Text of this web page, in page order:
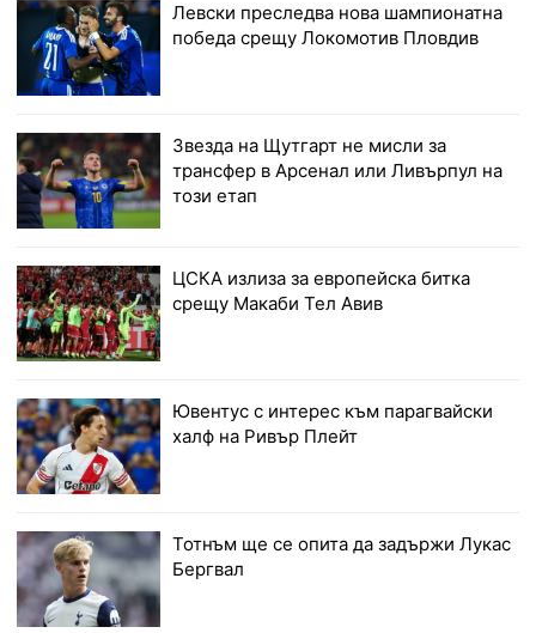
Левски преследва нова шампионатна
победа срещу Локомотив Пловдив
Звезда на Щутгарт не мисли за
трансфер в Арсенал или Ливърпул на
този етап
ЦСКА излиза за европейска битка
срещу Макаби Тел Авив
Ювентус с интерес към парагвайски
халф на Ривър Плейт
Тотнъм ще се опита да задържи Лукас
Бергвал